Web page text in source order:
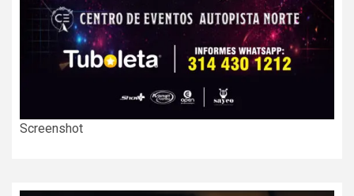
Screenshot